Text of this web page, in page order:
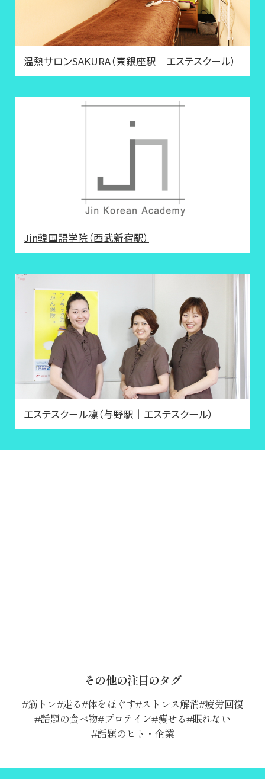
温熱サロンSAKURA（東銀座駅｜エステスクール）
Jin韓国語学院（西武新宿駅）
エステスクール凛（与野駅｜エステスクール）
その他の注目のタグ
筋トレ 走る 体をほぐす ストレス解消 疲労回復
話題の食べ物 プロテイン 痩せる 眠れない
話題のヒト・企業